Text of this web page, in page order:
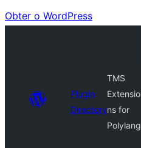
Obter o WordPress
Plugin
Directory
TMS
Extensio
ns for
Polylang